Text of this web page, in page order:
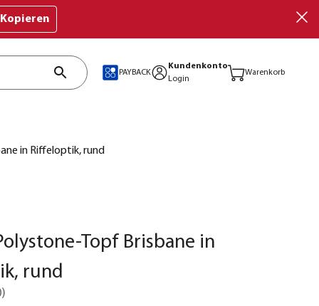
Kopieren
PAYBACK
Kundenkonto
Login
Warenkorb
in Riffeloptik, rund
Topf Brisbane in
rund
)